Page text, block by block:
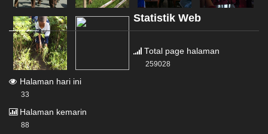
Statistik Web
Total page halaman
259028
Halaman hari ini
33
Halaman kemarin
88